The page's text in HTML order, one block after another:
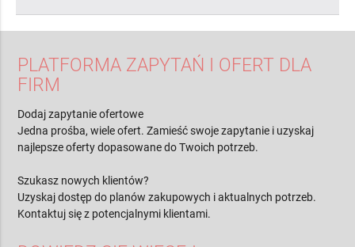
PLATFORMA ZAPYTAŃ I OFERT DLA
FIRM
Dodaj zapytanie ofertowe
Jedna prośba, wiele ofert. Zamieść swoje zapytanie i uzyskaj
najlepsze oferty dopasowane do Twoich potrzeb.
Szukasz nowych klientów?
Uzyskaj dostęp do planów zakupowych i aktualnych potrzeb.
Kontaktuj się z potencjalnymi klientami.